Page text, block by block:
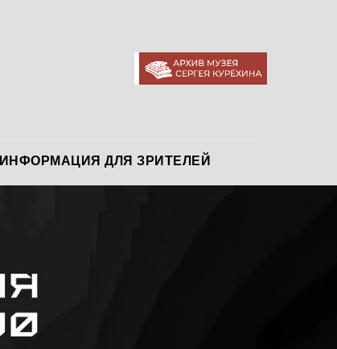
АРХИВ МУЗЕЯ
ИНФОРМАЦИЯ ДЛЯ ЗРИТЕЛЕЙ